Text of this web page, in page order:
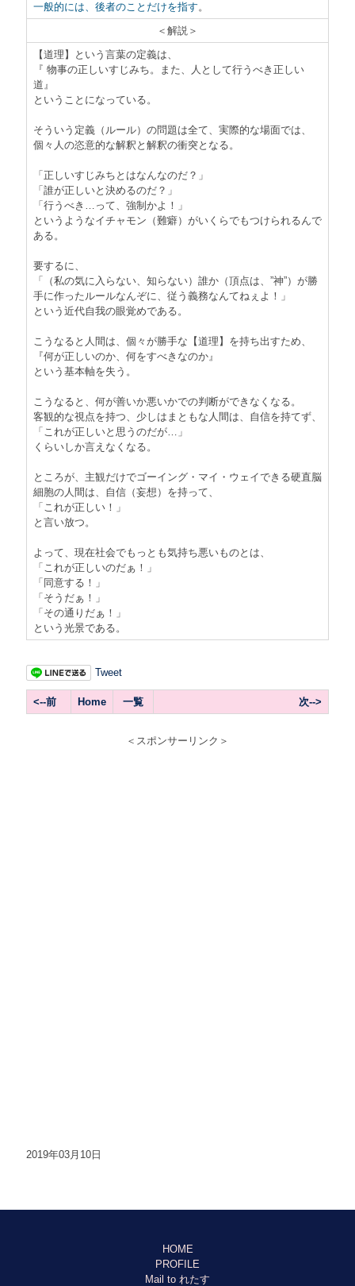
一般的には、後者のことだけを指す。
＜解説＞
【道理】という言葉の定義は、
『 物事の正しいすじみち。また、人として行うべき正しい
道』
ということになっている。
そういう定義（ルール）の問題は全て、実際的な場面では、
個々人の恣意的な解釈と解釈の衝突となる。
「正しいすじみちとはなんなのだ？」
「誰が正しいと決めるのだ？」
「行うべき…って、強制かよ！」
というようなイチャモン（難癖）がいくらでもつけられるんで
ある。
要するに、
「（私の気に入らない、知らない）誰か（頂点は、”神”）が勝
手に作ったルールなんぞに、従う義務なんてねぇよ！」
という近代自我の眼覚めである。
こうなると人間は、個々が勝手な【道理】を持ち出すため、
『何が正しいのか、何をすべきなのか』
という基本軸を失う。
こうなると、何が善いか悪いかでの判断ができなくなる。
客観的な視点を持つ、少しはまともな人間は、自信を持てず、
「これが正しいと思うのだが…」
くらいしか言えなくなる。
ところが、主観だけでゴーイング・マイ・ウェイできる硬直脳
細胞の人間は、自信（妄想）を持って、
「これが正しい！」
と言い放つ。
よって、現在社会でもっとも気持ち悪いものとは、
「これが正しいのだぁ！」
「同意する！」
「そうだぁ！」
「その通りだぁ！」
という光景である。
Tweet
<--前 Home 一覧 次-->
＜スポンサーリンク＞
2019年03月10日
HOME
PROFILE
Mail to れたす